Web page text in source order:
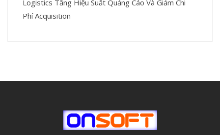
Logistics Tăng Hiệu Suất Quảng Cáo Và Giảm Chi
Phí Acquisition